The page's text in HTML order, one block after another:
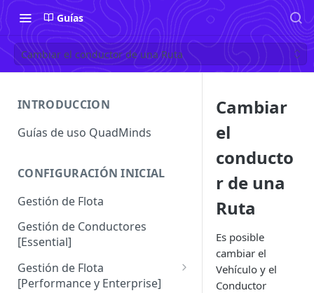
Guías
Cambiar el conductor de una Ruta
INTRODUCCION
Guías de uso QuadMinds
CONFIGURACIÓN INICIAL
Gestión de Flota
Gestión de Conductores
[Essential]
Gestión de Flota
[Performance y Enterprise]
Cambiar
el
conducto
r de una
Ruta
Es posible
cambiar el
Vehículo y el
Conductor